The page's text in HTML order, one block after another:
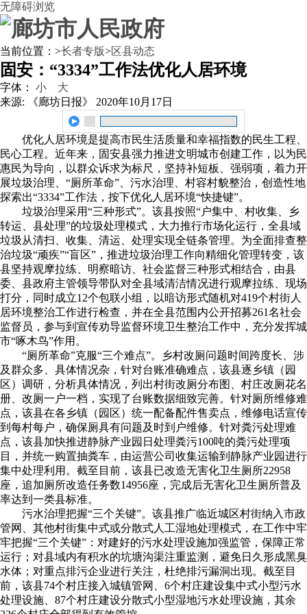
无障碍浏览
当前位置： >长者专版>区县动态
固安：“3334”工作法优化人居环境
字体： 小
大
来源: 《廊坊日报》
2020年10月17日
优化人居环境是提高市民生活质量和幸福指数的民生工程、
民心工程。近年来，固安县强力推进文明城市创建工作，以为民
惠民为导向，以群众诉求为标尺，坚持补短板、强弱项，着力开
展垃圾治理、“厕所革命”、污水治理、村容村貌整治，创造性地
探索出“3334”工作法，按下优化人居环境“快捷键”。
垃圾治理采用“三种形式”。该县按照“户集中、村收集、乡
转运、县处理”的垃圾处理模式，大力推行市场化运行，全县域
垃圾从清扫、收集、清运、处理实现全链条管理。为全面排查整
治垃圾“顽疾”“盲区”，推进垃圾治理工作向精细化管理转变，该
县坚持观摩拉练、明察暗访、社会监督三种形式相结合，由县
委、县政府主管领导带队对全县域清洁情况进行观摩拉练、现场
打分，同时成立12个包联小组，以暗访形式随机对419个村街人
居环境整治工作进行检查，并在全县范围内公开招募261名社会
监督员，参与到宣传劝导监督环境卫生整治工作中，充分发挥城
市“啄木鸟”作用。
“厕所革命”克服“三个难点”。乡村改厕问题时间跨度长、涉
及群众多、具体情况杂，针对台账准确难点，该县逐乡镇（园
区）调研，分析具体情况，列出村街改厕分布图、村庄改厕花名
册、改厕一户一档，实现了台账数据细致完善。针对厕所维修难
点，该县在各乡镇（园区）统一配备配件售卖点，维修电话宣传
到每村每户，确保厕具有问题及时到户维修。针对粪污处理难
点，该县加快推进静脉产业园日处理粪污100吨的粪污处理项
目，并统一购置抽粪车，由运营公司收集运输到静脉产业园进行
集中处理利用。截至目前，该县已改造无害化卫生厕所22958
座，追加厕所改造任务数14956座，完成后无害化卫生厕所普及
率达到一类县标准。
污水治理把握“三个关键”。该县推广临近城区村街纳入市政
管网、其他村街集中式或分散式人工湿地处理模式，在工作中牢
牢把握“三个关键”：对建好的污水处理设施加强监管，保障正常
运行；对县域内有积水的坑塘沟渠注重监测，避免日久形成黑臭
水体；对重点排污企业进行关注，杜绝排污漏洞出现。截至目
前，该县74个村庄接入城镇管网、6个村庄建设集中式小型污水
处理设施、87个村庄建设分散式小型湿地污水处理设施，其余